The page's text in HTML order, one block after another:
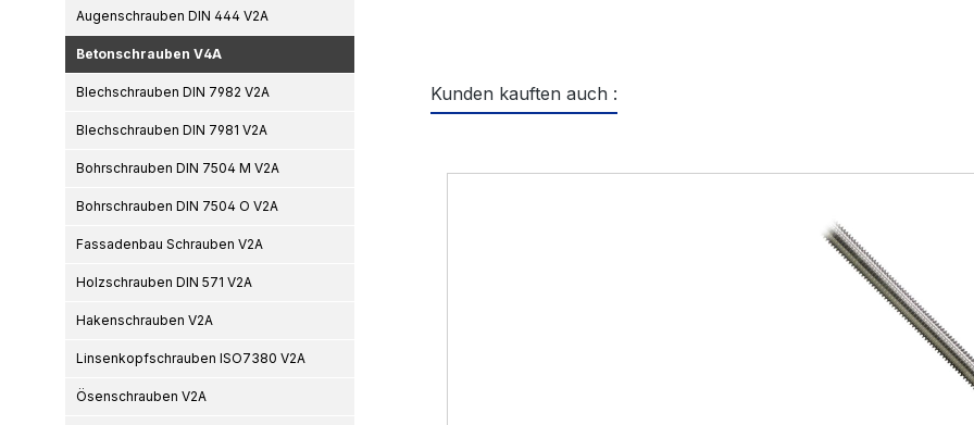
Augenschrauben DIN 444 V2A
Betonschrauben V4A
Blechschrauben DIN 7982 V2A
Blechschrauben DIN 7981 V2A
Bohrschrauben DIN 7504 M V2A
Bohrschrauben DIN 7504 O V2A
Fassadenbau Schrauben V2A
Holzschrauben DIN 571 V2A
Hakenschrauben V2A
Linsenkopfschrauben ISO7380 V2A
Ösenschrauben V2A
Kunden kauften auch :